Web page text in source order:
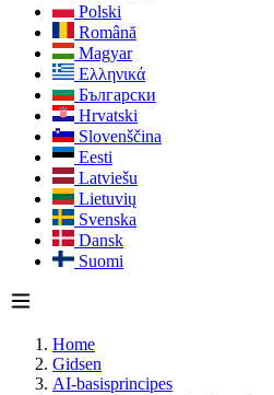
Polski
Română
Magyar
Ελληνικά
Български
Hrvatski
Slovenščina
Eesti
Latviešu
Lietuvių
Svenska
Dansk
Suomi
Home
Gidsen
AI-basisprincipes